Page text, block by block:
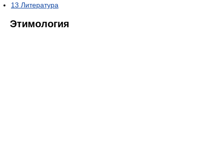
13 Литература
Этимология